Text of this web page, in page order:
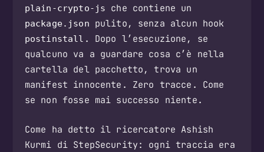
plain-crypto-js che contiene un
package.json pulito, senza alcun hook
postinstall . Dopo l’esecuzione, se
qualcuno va a guardare cosa c’è nella
cartella del pacchetto, trova un
manifest innocente. Zero tracce. Come
se non fosse mai successo niente.
Come ha detto il ricercatore Ashish
Kurmi di StepSecurity: ogni traccia era